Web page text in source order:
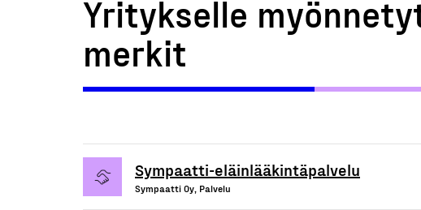
Yritykselle
merkit
Sympaatti-eläinlääkintäpalvelu
Sympaatti Oy, Palvelu